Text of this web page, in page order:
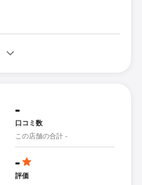
-
口コミ数
この店舗の合計 -
-
評価